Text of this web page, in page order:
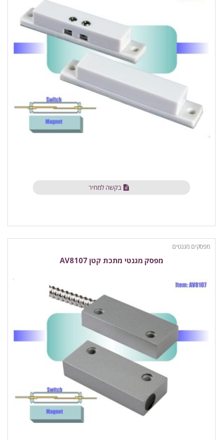
בקשה למחיר
מפסקים מגנטים
מפסק מגנטי מתכת קטן AV8107